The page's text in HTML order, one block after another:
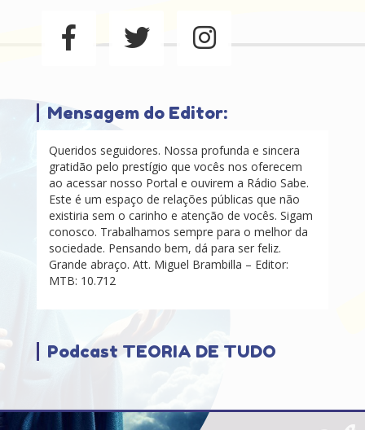
Mensagem do Editor:
Queridos seguidores. Nossa profunda e sincera
gratidão pelo prestígio que vocês nos oferecem
ao acessar nosso Portal e ouvirem a Rádio Sabe.
Este é um espaço de relações públicas que não
existiria sem o carinho e atenção de vocês. Sigam
conosco. Trabalhamos sempre para o melhor da
sociedade. Pensando bem, dá para ser feliz.
Grande abraço. Att. Miguel Brambilla – Editor:
MTB: 10.712
Podcast TEORIA DE TUDO